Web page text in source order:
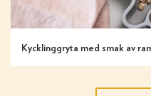
Kycklinggryta med smak av